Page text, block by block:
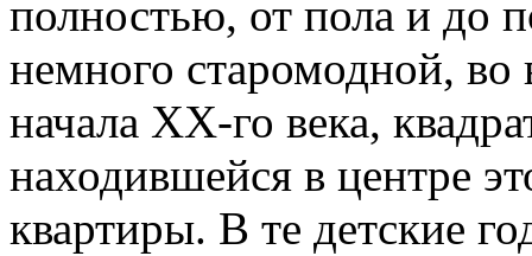
полностью, от пола и до
немного старомодной, во
начала ХХ-го века,
находившейся в центре
квартиры. В те детские